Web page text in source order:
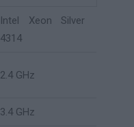
Intel Xeon Silver
4314
2.4 GHz
3.4 GHz